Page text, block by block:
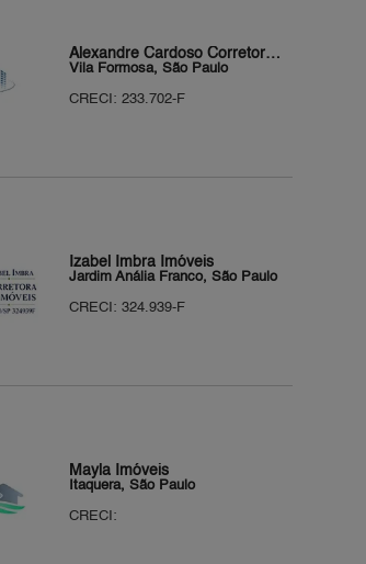
Alexandre Cardoso Corretor de Imóveis
Vila Formosa, São Paulo
CRECI: 233.702-F
Izabel Imbra Imóveis
Jardim Anália Franco, São Paulo
CRECI: 324.939-F
Mayla Imóveis
Itaquera, São Paulo
CRECI: